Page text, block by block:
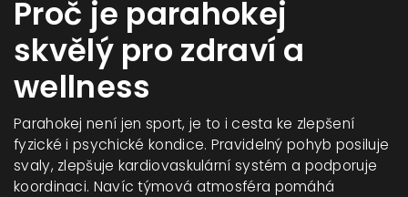
Proč je parahokej
skvělý pro zdraví a
wellness
Parahokej není jen sport, je to i cesta ke zlepšení
fyzické i psychické kondice. Pravidelný pohyb posiluje
svaly, zlepšuje kardiovaskulární systém a podporuje
koordinaci. Navíc týmová atmosféra pomáhá